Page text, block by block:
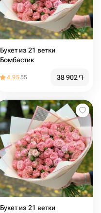
Букет из 21 ветки
Бомбастик
4.9555 38 902֏
Букет из 21 ветки